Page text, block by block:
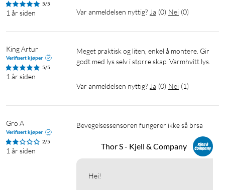
5/5
1 år siden Var anmeldelsen nyttig? Ja (0) Nei (0)
King Artur
Verifisert kjøper
5/5
1 år siden
Meget praktisk og liten, enkel å montere. Gir
godt med lys selv i større skap. Varmhvitt lys.
Var anmeldelsen nyttig? Ja (0) Nei (1)
Gro A
Verifisert kjøper
2/5
1 år siden
Bevegelsessensoren fungerer ikke så brsa
Thor S - Kjell & Company
Hei!